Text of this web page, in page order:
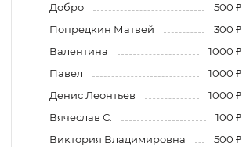
Добро
500 ₽
Попредкин Матвей
300 ₽
Валентина
1000 ₽
Павел
1000 ₽
Денис Леонтьев
1000 ₽
Вячеслав С.
100 ₽
Виктория Владимировна
500 ₽